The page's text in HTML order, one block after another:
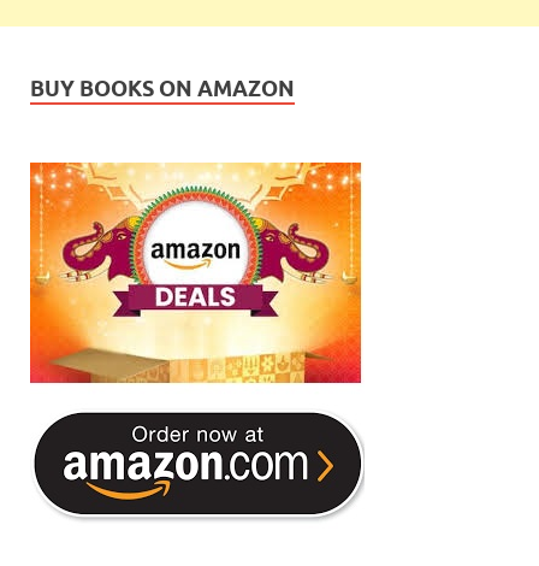
BUY BOOKS ON AMAZON